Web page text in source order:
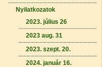
Nyilatkozatok
2023. július 26
2023 aug. 31
2023. szept. 20.
2024. január 16.